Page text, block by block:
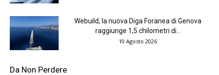
Webuild, la nuova Diga Foranea di Genova
raggiunge 1,5 chilometri di...
10 Agosto 2026
Da Non Perdere